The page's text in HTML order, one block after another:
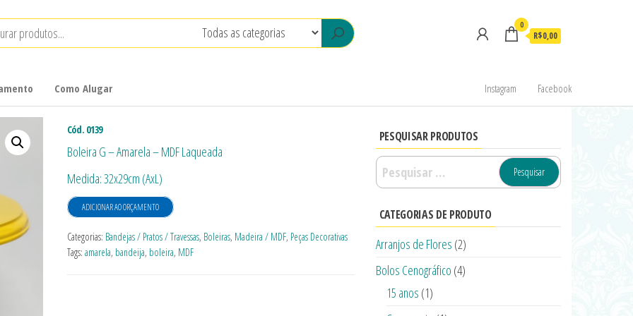
0
R$0,00
Como Alugar Instagram Facebook
Cód. 0139
Boleira G – Amarela – MDF Laqueada
Medida: 32x29cm (AxL)
ADICIONAR AO ORÇAMENTO
Categorias: Bandejas / Pratos / Travessas, Boleiras, Madeira / MDF, Peças Decorativas
Tags: amarela, bandeija, boleira, MDF
PESQUISAR PRODUTOS
CATEGORIAS DE PRODUTO
Arranjos de Flores (2)
Bolos Cenográfico (4)
15 anos (1)